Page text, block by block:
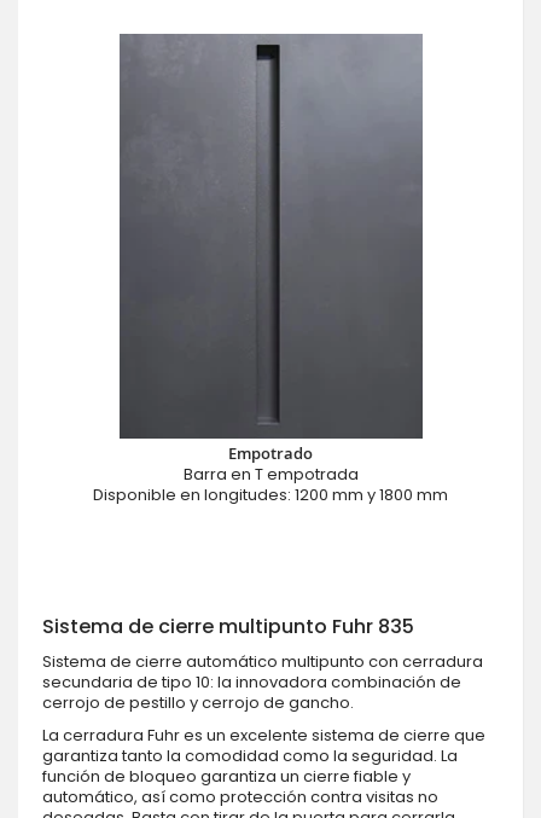
Empotrado
Barra en T empotrada
Disponible en longitudes: 1200 mm y 1800 mm
Sistema de cierre multipunto Fuhr 835
Sistema de cierre automático multipunto con cerradura
secundaria de tipo 10: la innovadora combinación de
cerrojo de pestillo y cerrojo de gancho.
La cerradura Fuhr es un excelente sistema de cierre que
garantiza tanto la comodidad como la seguridad. La
función de bloqueo garantiza un cierre fiable y
automático, así como protección contra visitas no